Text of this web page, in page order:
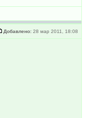
Добавлено: 28 мар 2011, 18:08